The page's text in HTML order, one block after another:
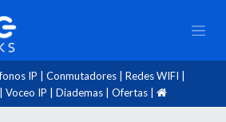
IP Conmutadores Redes WIFI
Voceo IP Diademas Ofertas